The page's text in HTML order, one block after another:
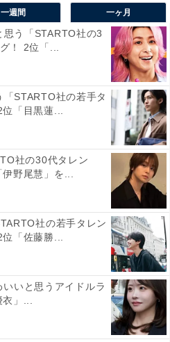
一週間 一ヶ月
う「STARTO社の3
！ 2位「...
STARTO社の若手タ
「目黒蓮...
社の30代タレン
野尾慧」を...
社の若手タレン
「佐藤勝...
いいと思うアイドルラ
」...